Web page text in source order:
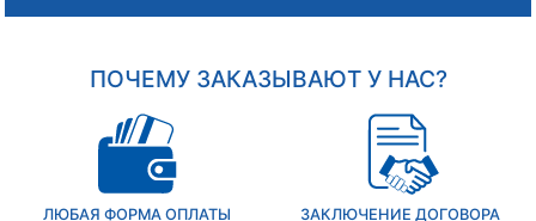
ПОЧЕМУ ЗАКАЗЫВАЮТ У НАС?
ЛЮБАЯ ФОРМА ОПЛАТЫ ЗАКЛЮЧЕНИЕ ДОГОВОРА